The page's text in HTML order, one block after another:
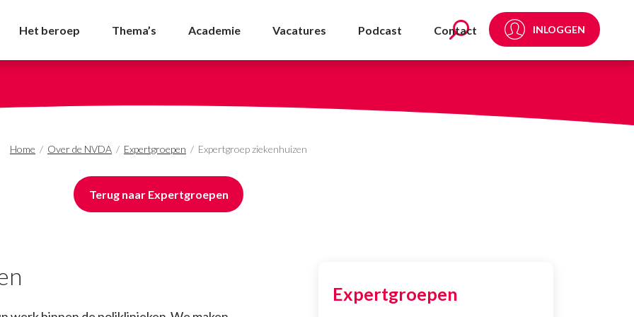
- NVDA
Het beroep Thema’s Academie Vacatures Podcast Contact INLOGGEN
Home / Over de NVDA / Expertgroepen / Expertgroep ziekenhuizen
Terug naar Expertgroepen
Expertgroepen